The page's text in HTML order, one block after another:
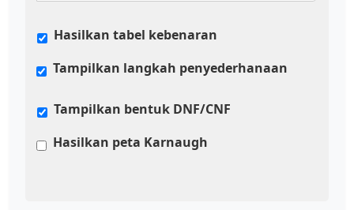
Hasilkan tabel kebenaran
Tampilkan langkah penyederhanaan
Tampilkan bentuk DNF/CNF
Hasilkan peta Karnaugh